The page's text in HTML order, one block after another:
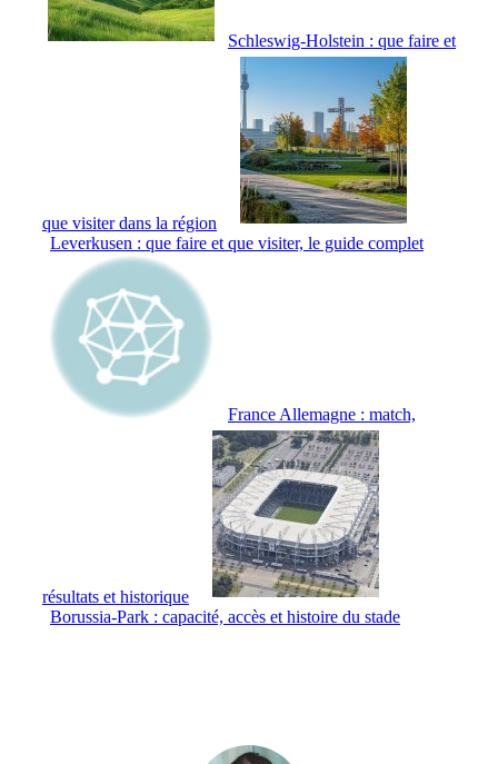
Schleswig-Holstein : que faire et
que visiter dans la région
Leverkusen : que faire et que visiter, le guide complet
France Allemagne : match,
résultats et historique
Borussia-Park : capacité, accès et histoire du stade